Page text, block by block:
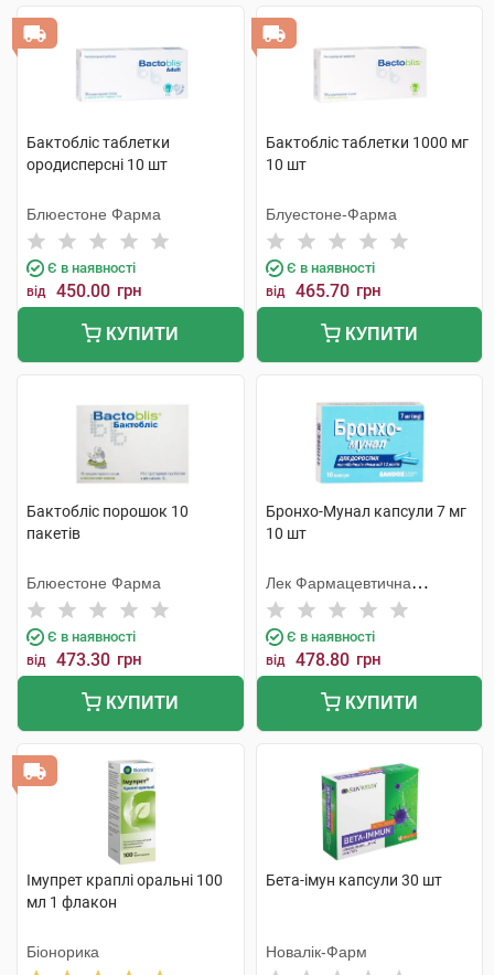
Бактобліс таблетки
ородисперсні 10 шт
Блюестоне Фарма
Є в наявності
від 450.00 грн
КУПИТИ
Бактобліс таблетки 1000 мг
10 шт
Блуестоне-Фарма
Є в наявності
від 465.70 грн
КУПИТИ
Бактобліс порошок 10
пакетів
Блюестоне Фарма
Є в наявності
від 473.30 грн
КУПИТИ
Бронхо-Мунал капсули 7 мг
10 шт
Лек Фармацевтична
компанія
Є в наявності
від 478.80 грн
КУПИТИ
Імупрет краплі оральні 100
мл 1 флакон
Біонорика
Бета-імун капсули 30 шт
Новалік-Фарм